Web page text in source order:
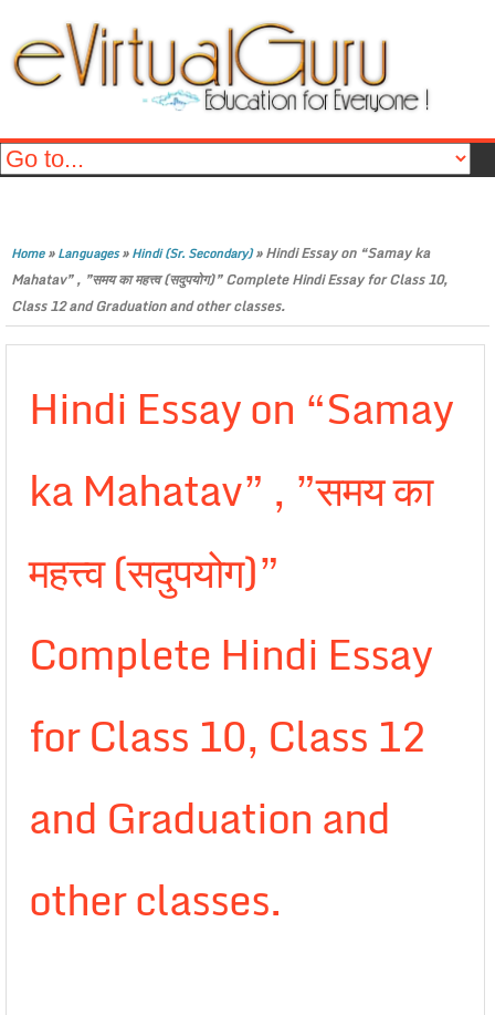
Home»Languages»Hindi (Sr. Secondary)»Hindi Essay on “Samay ka
Mahatav” , ”समय का महत्त्व (सदुपयोग)” Complete Hindi Essay for Class 10,
Class 12 and Graduation and other classes.
Hindi Essay on “Samay
ka Mahatav” , ”समय का
महत्त्व (सदुपयोग)”
Complete Hindi Essay
for Class 10, Class 12
and Graduation and
other classes.